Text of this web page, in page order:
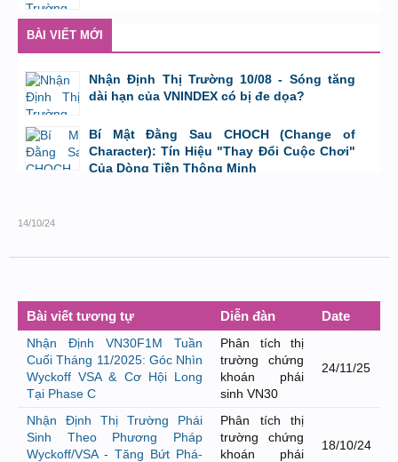
BÀI VIẾT MỚI
Nhận Định Thị Trường 10/08 - Sóng tăng
dài hạn của VNINDEX có bị đe dọa?
bởi Tuấn Thành, 9/8/26 lúc 23:08
Bí Mật Đằng Sau CHOCH (Change of
Character): Tín Hiệu "Thay Đổi Cuộc Chơi"
Của Dòng Tiền Thông Minh
14/10/24
Bài viết tương tự Diễn đàn Date
Nhận Định VN30F1M Tuần
Cuối Tháng 11/2025: Góc Nhìn
Wyckoff VSA & Cơ Hội Long
Tại Phase C
Phân tích thị
trường chứng
khoán phái
sinh VN30
24/11/25
Nhận Định Thị Trường Phái
Sinh Theo Phương Pháp
Wyckoff/VSA - Tăng Bứt Phá-
Phân tích thị
trường chứng
khoán phái
18/10/24